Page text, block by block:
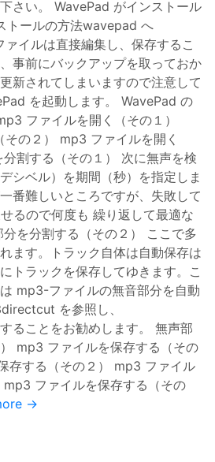
さい。 WavePad がインストール
トールの方法wavepad へ
イルは直接編集し、保存するこ
事前にバックアップを取っておか
新されてしまいますので注意して
を起動します。 WavePad の
ファイルを開く（その１）
の２） mp3 ファイルを開く
分割する（その１） 次に無声を検
シベル）を期間（秒）を指定しま
番難しいところですが、失敗して
るので何度も 繰り返して最適な
を分割する（その２） ここで多
ます。トラック自体は自動保存は
トラックを保存してゆきます。こ
mp3-ファイルの無音部分を自動
を参照し、
ることをお勧めします。 無声部
mp3 ファイルを保存する（その
存する（その２） mp3 ファイル
mp3 ファイルを保存する（その
→